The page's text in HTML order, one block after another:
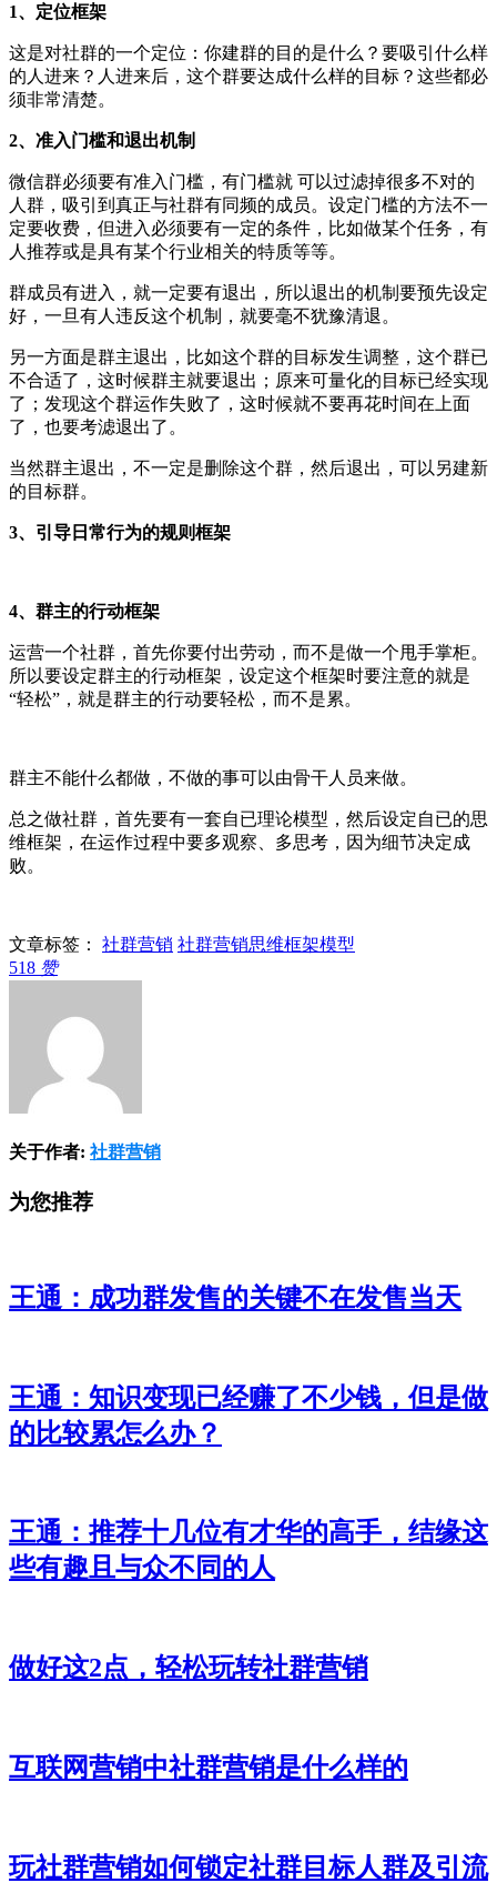
1、定位框架
这是对社群的一个定位：你建群的目的是什么？要吸引什么样
的人进来？人进来后，这个群要达成什么样的目标？这些都必
须非常清楚。
2、准入门槛和退出机制
微信群必须要有准入门槛，有门槛就 可以过滤掉很多不对的
人群，吸引到真正与社群有同频的成员。设定门槛的方法不一
定要收费，但进入必须要有一定的条件，比如做某个任务，有
人推荐或是具有某个行业相关的特质等等。
群成员有进入，就一定要有退出，所以退出的机制要预先设定
好，一旦有人违反这个机制，就要毫不犹豫清退。
另一方面是群主退出，比如这个群的目标发生调整，这个群已
不合适了，这时候群主就要退出；原来可量化的目标已经实现
了；发现这个群运作失败了，这时候就不要再花时间在上面
了，也要考滤退出了。
当然群主退出，不一定是删除这个群，然后退出，可以另建新
的目标群。
3、引导日常行为的规则框架
4、群主的行动框架
运营一个社群，首先你要付出劳动，而不是做一个甩手掌柜。
所以要设定群主的行动框架，设定这个框架时要注意的就是
“轻松”，就是群主的行动要轻松，而不是累。
群主不能什么都做，不做的事可以由骨干人员来做。
总之做社群，首先要有一套自已理论模型，然后设定自已的思
维框架，在运作过程中要多观察、多思考，因为细节决定成
败。
文章标签： 社群营销 社群营销思维框架模型
518 赞
关于作者: 社群营销
为您推荐
王通：成功群发售的关键不在发售当天
王通：知识变现已经赚了不少钱，但是做
的比较累怎么办？
王通：推荐十几位有才华的高手，结缘这
些有趣且与众不同的人
做好这2点，轻松玩转社群营销
互联网营销中社群营销是什么样的
玩社群营销如何锁定社群目标人群及引流